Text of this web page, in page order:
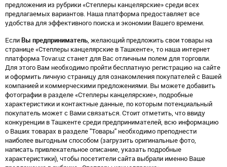
предложения из рубрики «Степлеры канцелярские» среди всех
предлагаемых вариантов. Наша платформа предоставляет все
удобства для эффективного поиска и экономии Вашего времени.
Если Вы предприниматель , желающий предложить свои товары на
странице «Степлеры канцелярские в Ташкенте», то наша интернет
платформа Tovar.uz станет для Вас отличным полем для торговли.
Для этого Вам необходимо пройти бесплатную регистрацию на сайте
и оформить личную страницу для ознакомления покупателей с Вашей
компанией и коммерческими предложениями. Вы можете добавить
фотографии в разделе «Степлеры канцелярские», подробные
характеристики и контактные данные, по которым потенциальный
покупатель может с Вами связаться. Стоит отметить, что ввиду
конкуренции в Ташкенте среди предпринимателей, всю информацию
о Ваших товарах в разделе "Товары" необходимо преподнести
наиболее выгодным способом (загрузить оригинальные фото,
написать привлекательное описание, указать подробные
характеристики), чтобы посетители сайта выбрали именно Ваше